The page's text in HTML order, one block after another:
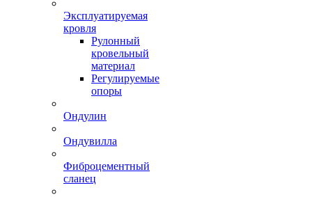
Эксплуатируемая
кровля
Рулонный
кровельный
материал
Регулируемые
опоры
Ондулин
Ондувилла
Фиброцементный
сланец